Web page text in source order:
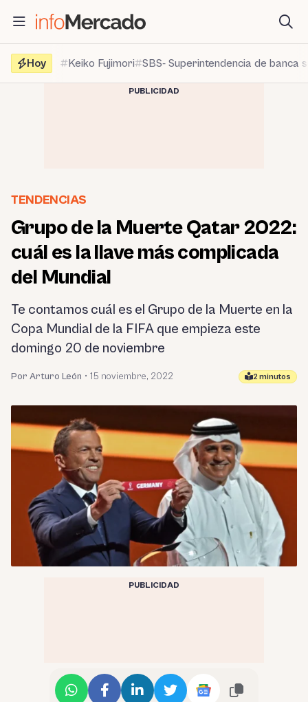
contenido
Hoy
Keiko Fujimori SBS- Superintendencia de banca
PUBLICIDAD
TENDENCIAS
Grupo de la Muerte Qatar 2022:
cuál es la llave más complicada
del Mundial
Te contamos cuál es el Grupo de la Muerte en la
Copa Mundial de la FIFA que empieza este
domingo 20 de noviembre
Por Arturo León • 15 noviembre, 2022 2 minutos
PUBLICIDAD